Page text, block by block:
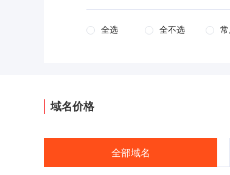
全选 全不选 常
域名价格
全部域名